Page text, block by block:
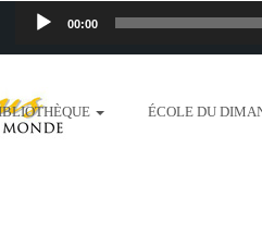
00:00
http://www.lafoiapostolique.org/wp-
ÉCOLE DU